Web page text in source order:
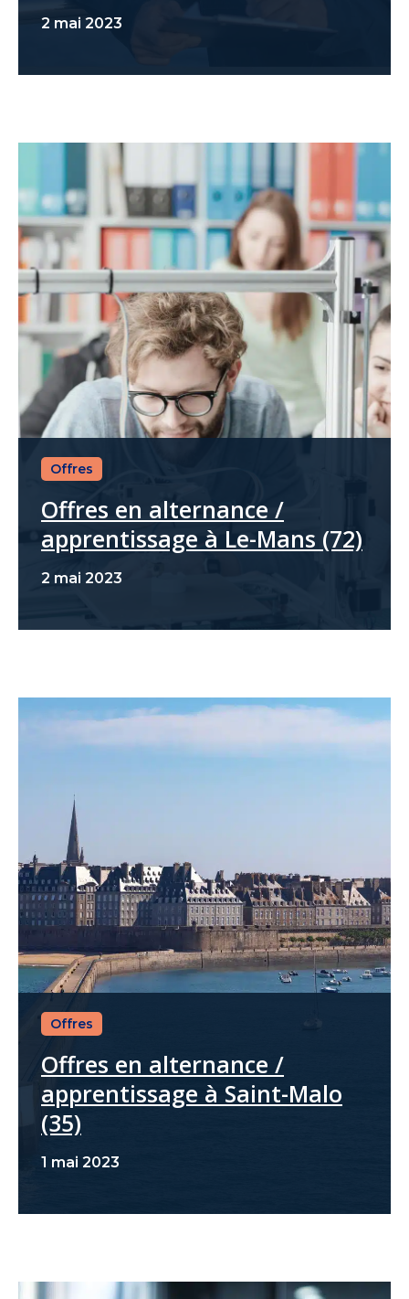
2 mai 2023
Offres
Offres en alternance /
apprentissage à Le-Mans (72)
2 mai 2023
Offres
Offres en alternance /
apprentissage à Saint-Malo
(35)
1 mai 2023